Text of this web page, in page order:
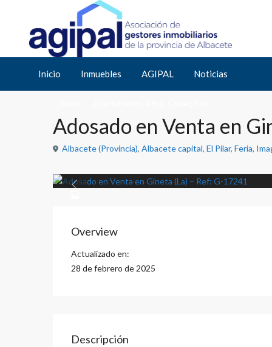
Inicio Inmuebles AGIPAL Noticias
Inicio Apartamento Ático,Chalet, Adosado en Venta en
Adosado en Venta en
Albacete (Provincia), Albacete capital, El Pilar, Feria,
Previous
Overview
Actualizado en:
28 de febrero de 2025
Descripción